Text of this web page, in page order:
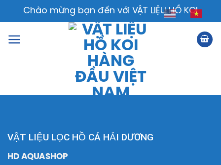
Chào mừng bạn đến với VẬT LIỆU HỒ KOI
VẬT LIỆU LỌC HỒ CÁ HẢI DƯƠNG
HD AQUASHOP
EN